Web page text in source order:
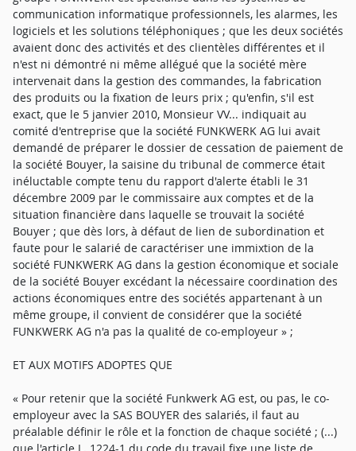
communication informatique professionnels, les alarmes, les
logiciels et les solutions téléphoniques ; que les deux sociétés
avaient donc des activités et des clientèles différentes et il
n'est ni démontré ni même allégué que la société mère
intervenait dans la gestion des commandes, la fabrication
des produits ou la fixation de leurs prix ; qu'enfin, s'il est
exact, que le 5 janvier 2010, Monsieur VV... indiquait au
comité d'entreprise que la société FUNKWERK AG lui avait
demandé de préparer le dossier de cessation de paiement de
la société Bouyer, la saisine du tribunal de commerce était
inéluctable compte tenu du rapport d'alerte établi le 31
décembre 2009 par le commissaire aux comptes et de la
situation financière dans laquelle se trouvait la société
Bouyer ; que dès lors, à défaut de lien de subordination et
faute pour le salarié de caractériser une immixtion de la
société FUNKWERK AG dans la gestion économique et sociale
de la société Bouyer excédant la nécessaire coordination des
actions économiques entre des sociétés appartenant à un
même groupe, il convient de considérer que la société
FUNKWERK AG n'a pas la qualité de co-employeur » ;
ET AUX MOTIFS ADOPTES QUE
« Pour retenir que la société Funkwerk AG est, ou pas, le co-
employeur avec la SAS BOUYER des salariés, il faut au
préalable définir le rôle et la fonction de chaque société ; (...)